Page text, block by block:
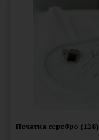
Печатка серебро (128)